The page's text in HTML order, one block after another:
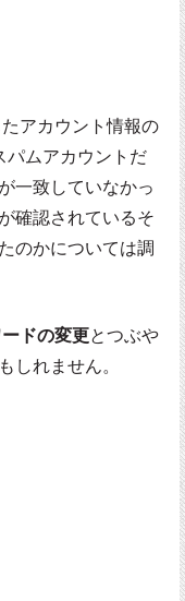
アカウント情報の
パムアカウントだ
一致していなかっ
確認されているそ
のかについては調
ドの変更とつぶや
しれません。